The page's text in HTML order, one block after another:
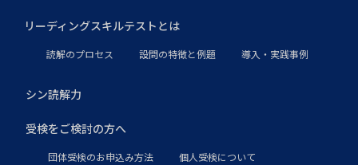
リーディングスキルテストとは
読解のプロセス 設問の特徴と例題 導入・実践事例
シン読解力
受検をご検討の方へ
団体受検のお申込み方法 個人受検について